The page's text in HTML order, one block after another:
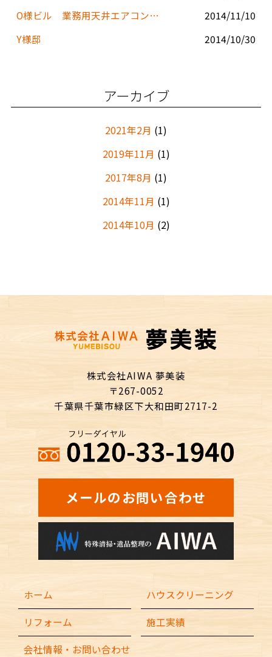
O様ビル 業務用天井エアコンクリーニング
2014/11/10
Y様邸
2014/10/30
アーカイブ
2021年2月 (1)
2019年11月 (1)
2017年8月 (1)
2014年11月 (1)
2014年10月 (2)
株式会社AIWA 夢美装
〒267-0052
千葉県千葉市緑区下大和田町2717-2
メールのお問い合わせ
ホーム
ハウスクリーニング
リフォーム
施工実績
会社情報・お問い合わせ